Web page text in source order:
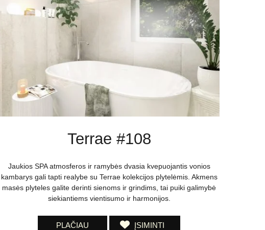
Terrae #108
Jaukios SPA atmosferos ir ramybės dvasia kvepuojantis vonios
kambarys gali tapti realybe su Terrae kolekcijos plytelėmis. Akmens
masės plyteles galite derinti sienoms ir grindims, tai puiki galimybė
siekiantiems vientisumo ir harmonijos.
PLAČIAU ĮSIMINTI